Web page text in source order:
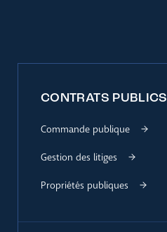
CONTRATS PUBLICS
Commande publique
Gestion des litiges
Propriétés publiques